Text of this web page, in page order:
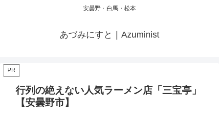
安曇野・白馬・松本
あづみにすと｜Azuminist
PR
行列の絶えない人気ラーメン店「三宝亭」
【安曇野市】